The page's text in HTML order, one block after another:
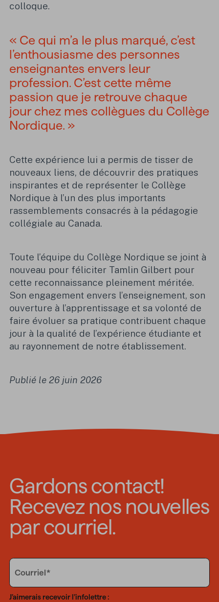
colloque.
« Ce qui m’a le plus marqué, c’est
l’enthousiasme des personnes
enseignantes envers leur
profession. C’est cette même
passion que je retrouve chaque
jour chez mes collègues du Collège
Nordique. »
Cette expérience lui a permis de tisser de
nouveaux liens, de découvrir des pratiques
inspirantes et de représenter le Collège
Nordique à l’un des plus importants
rassemblements consacrés à la pédagogie
collégiale au Canada.
Toute l’équipe du Collège Nordique se joint à
nouveau pour féliciter Tamlin Gilbert pour
cette reconnaissance pleinement méritée.
Son engagement envers l’enseignement, son
ouverture à l’apprentissage et sa volonté de
faire évoluer sa pratique contribuent chaque
jour à la qualité de l’expérience étudiante et
au rayonnement de notre établissement.
Publié le 26 juin 2026
Gardons contact!
Recevez nos nouvelles
par courriel.
Email
Courriel
Language
J’aimerais recevoir l’infolettre :